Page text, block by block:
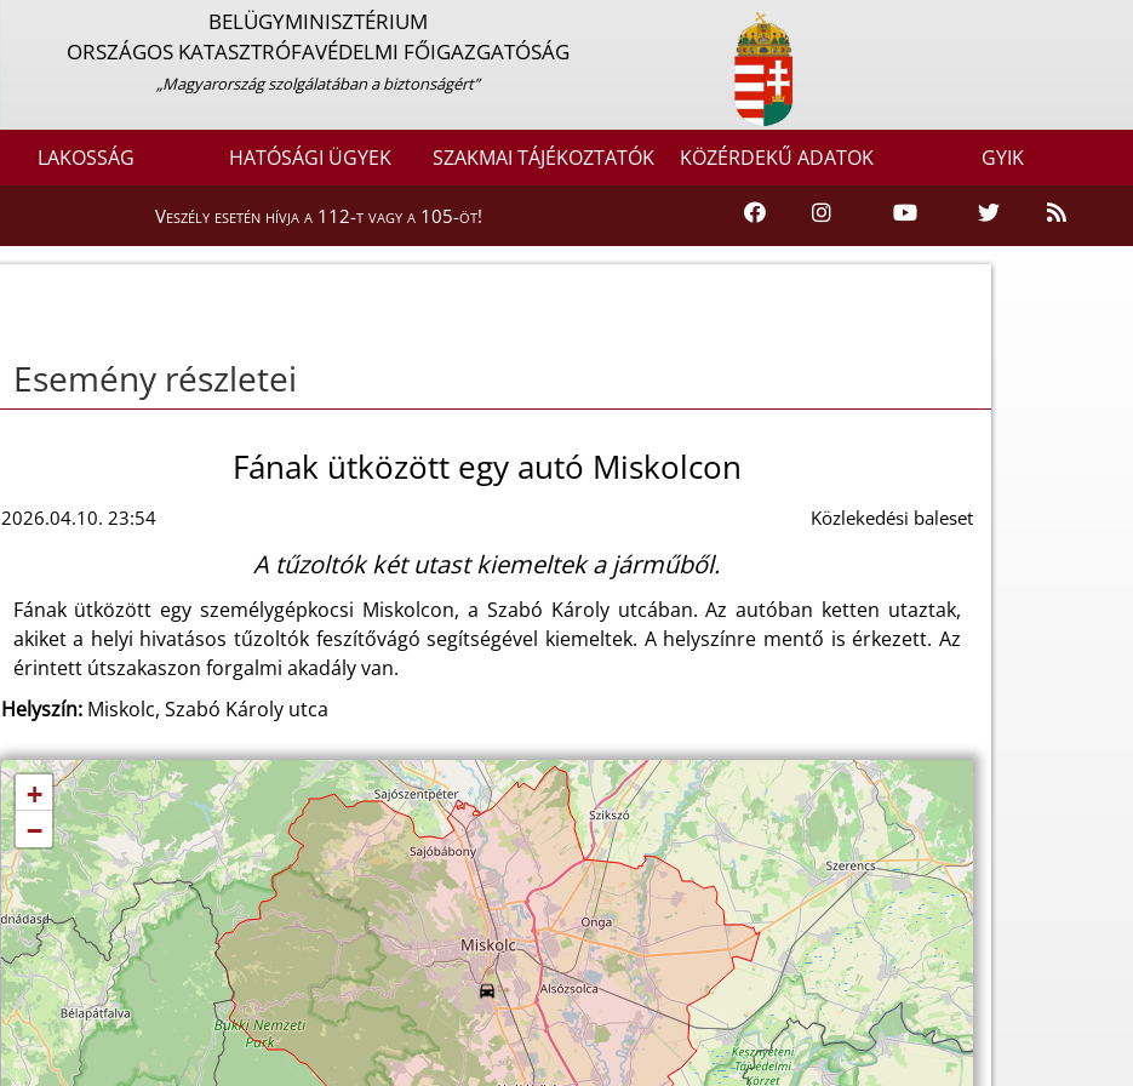
BELÜGYMINISZTÉRIUM
ORSZÁGOS KATASZTRÓFAVÉDELMI FŐIGAZGATÓSÁG
„Magyarország szolgálatában a biztonságért”
LAKOSSÁG HATÓSÁGI ÜGYEK SZAKMAI TÁJÉKOZTATÓK KÖZÉRDEKŰ ADATOK GYIK
Veszély esetén hívja a 112-t vagy a 105-öt!
Esemény részletei
Fának ütközött egy autó Miskolcon
2026.04.10. 23:54 Közlekedési baleset
A tűzoltók két utast kiemeltek a járműből.
Fának ütközött egy személygépkocsi Miskolcon, a Szabó Károly utcában. Az autóban ketten utaztak,
akiket a helyi hivatásos tűzoltók feszítővágó segítségével kiemeltek. A helyszínre mentő is érkezett. Az
érintett útszakaszon forgalmi akadály van.
Helyszín:Miskolc, Szabó Károly utca
+
−